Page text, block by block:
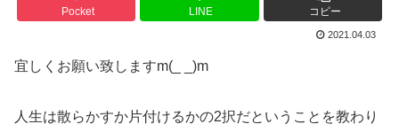
Pocket LINE コピー
2021.04.03
宜しくお願い致しますm(_ _)m
人生は散らかすか片付けるかの2択だということを教わり